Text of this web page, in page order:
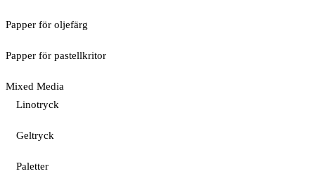
Papper för oljefärg
Papper för pastellkritor
Mixed Media
Linotryck
Geltryck
Paletter